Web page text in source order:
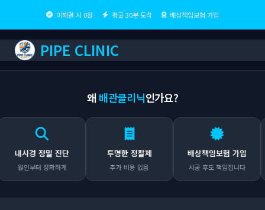
미해결 시 0원 평균 30분 도착 배상책임보험 가입
PIPE CLINIC
왜 배관클리닉인가요?
경 정밀 진단
부터 정확하게
투명한 정찰제
추가 비용 없음
배상책임보험 가입
시공 후도 책임집니다